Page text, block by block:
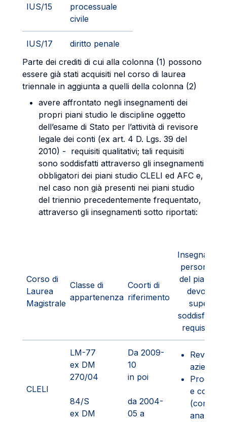
IUS/15
processuale
civile
IUS/17
diritto penale
Parte dei crediti di cui alla colonna (1) possono
essere già stati acquisiti nel corso di laurea
triennale in aggiunta a quelli della colonna (2)
avere affrontato negli insegnamenti dei
propri piani studio le discipline oggetto
dell’esame di Stato per l’attività di revisore
legale dei conti (ex art. 4 D. Lgs. 39 del
2010) - requisiti qualitativi; tali requisiti
sono soddisfatti attraverso gli insegnamenti
obbligatori dei piani studio CLELI ed AFC e,
nel caso non già presenti nei piani studio
del triennio precedentemente frequentato,
attraverso gli insegnamenti sotto riportati:
Corso di
Laurea
Magistrale
Classe di
appartenenza
Coorti di
riferimento
del piano
devono
superati
requisiti
CLELI
LM-77
ex DM
270/04
84/S
ex DM
Da 2009-
10
in poi
da 2004-
05 a
Revisione
aziendale
e
analitica)